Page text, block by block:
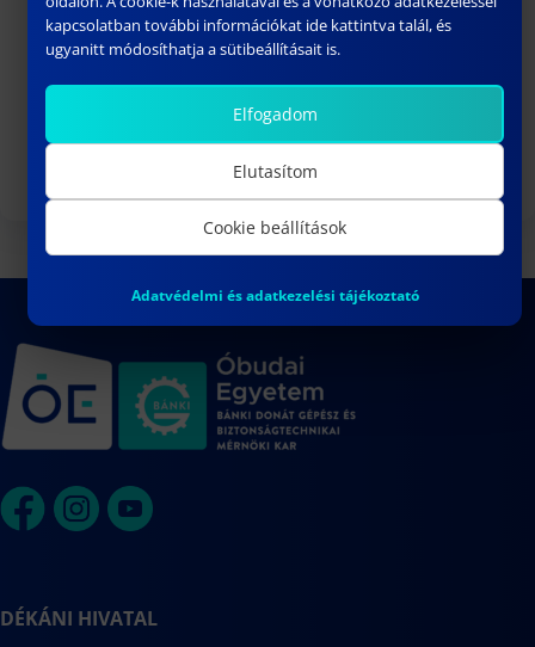
SZEPT
3
10:15-13:00
DR. VARGA PÉTER JÁNOS egyetemi
docens habilitációs eljárása
Naptár megtekintése
DÉKÁNI HIVATAL
kapcsolatban további információkat ide kattintva talál, és
ugyanitt módosíthatja a sütibeállításait is.
Elfogadom
Elutasítom
Cookie beállítások
Adatvédelmi és adatkezelési tájékoztató